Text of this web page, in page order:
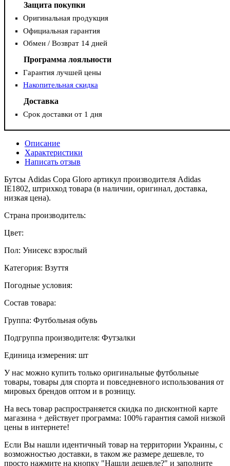
Защита покупки
Оригинальная продукция
Официальная гарантия
Обмен / Возврат 14 дней
Программа лояльности
Гарантия лучшей цены
Накопительная скидка
Доставка
Срок доставки от 1 дня
Описание
Характеристики
Написать отзыв
Бутсы Adidas Copa Gloro артикул производителя Adidas
IE1802, штрихкод товара (в наличии, оригинал, доставка,
низкая цена).
Страна производитель:
Цвет:
Пол: Унисекс взрослый
Категория: Взуття
Погодные условия:
Состав товара:
Группа: Футбольная обувь
Подгруппа производителя: Футзалки
Единица измерения: шт
У нас можно купить только оригинальные футбольные
товары, товары для спорта и повседневного использования от
мировых брендов оптом и в розницу.
На весь товар распространяется скидка по дисконтной карте
магазина + действует программа: 100% гарантия самой низкой
цены в интернете!
Если Вы нашли идентичный товар на территории Украины, с
возможностью доставки, в таком же размере дешевле, то
просто нажмите на кнопку "Нашли дешевле?" и заполните